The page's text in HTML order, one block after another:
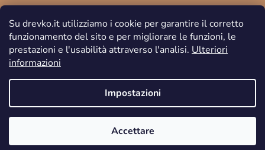
Su drevko.it utilizziamo i cookie per garantire il corretto
funzionamento del sito e per migliorare le funzioni, le
prestazioni e l'usabilità attraverso l'analisi. Ulteriori
informazioni
Impostazioni
Accettare
Creato da Shoptet